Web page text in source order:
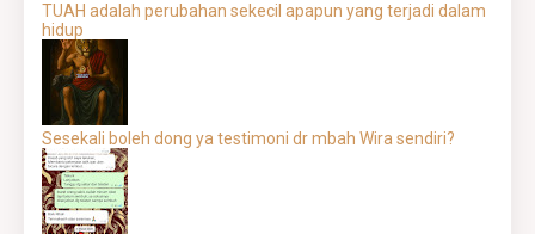
TUAH adalah perubahan sekecil apapun yang terjadi dalam
hidup
Sesekali boleh dong ya testimoni dr mbah Wira sendiri?